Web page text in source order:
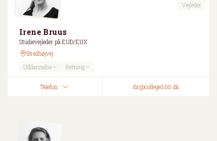
Vejleder
Irene Bruus
Studievejleder på EUD/EUX
Bredhøjvej
Uddannelse
Retning
Telefon ibr@college360.dk